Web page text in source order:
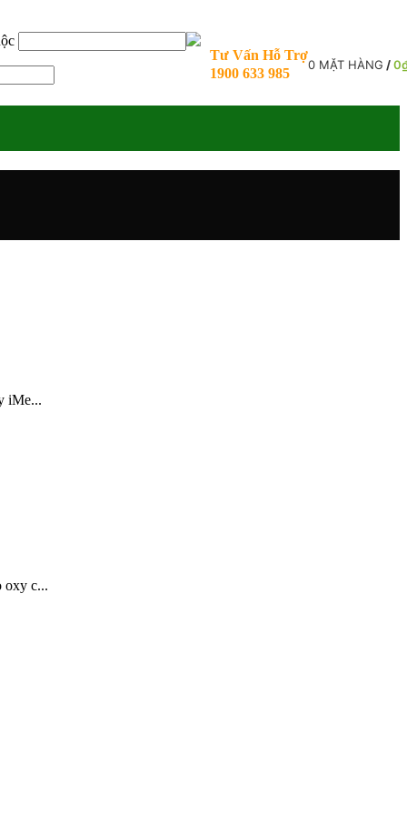
Tư Vấn Hỗ Trợ
1900 633 985
0 MẶT HÀNG /0
iMe...
oxy c...